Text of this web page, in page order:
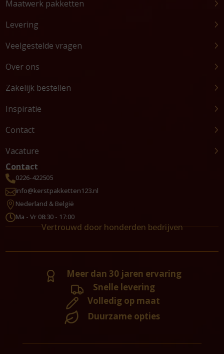
Maatwerk pakketten
Levering
Veelgestelde vragen
Over ons
Zakelijk bestellen
Inspiratie
Contact
Vacature
Contact
0226-422505
info@kerstpakketten123.nl
 Nederland & België
Ma - Vr 08:30 - 17:00
Vertrouwd door honderden bedrijven
Meer dan 30 jaren ervaring
Snelle levering
Volledig op maat
Duurzame opties